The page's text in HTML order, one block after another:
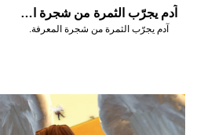
آدم يجرّب الثمرة من شجرة المعرفة.
آدم يجرّب الثمرة من شجرة المعرفة.